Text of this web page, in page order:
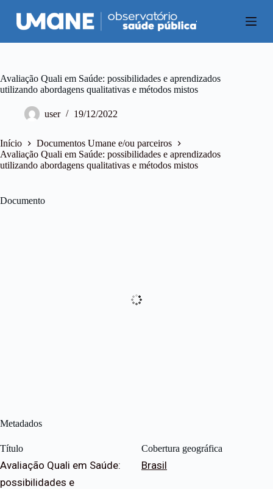
P
u
a
a
r
n
t
e
o
Avaliação Quali em Saúde: possibilidades e aprendizados
utilizando abordagens qualitativas e métodos mistos
user 19/12/2022
Início
Documentos Umane e/ou parceiros
Avaliação Quali em Saúde: possibilidades e aprendizados
utilizando abordagens qualitativas e métodos mistos
Documento
Metadados
Título
Avaliação Quali em Saúde:
possibilidades e
Cobertura geográfica
Brasil